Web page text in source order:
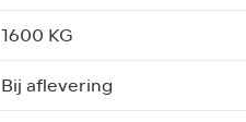
1600 KG
Bij aflevering